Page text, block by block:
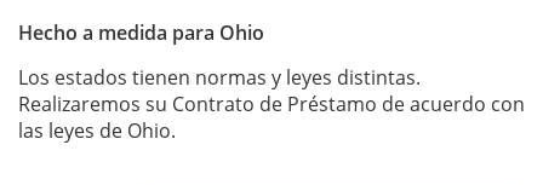
Hecho a medida para Ohio
Los estados tienen normas y leyes distintas.
Realizaremos su Contrato de Préstamo de acuerdo con
las leyes de Ohio.